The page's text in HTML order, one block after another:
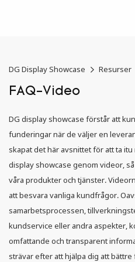
DG Display Showcase Resurser
FAQ-Video
DG display showcase förstår att
funderingar när de väljer en
skapat det här avsnittet för att ta
display showcase genom videor,
våra produkter och tjänster.
att besvara vanliga kundfrågor.
samarbetsprocessen,
kundservice eller andra aspekter,
omfattande och transparent
strävar efter att hjälpa dig att